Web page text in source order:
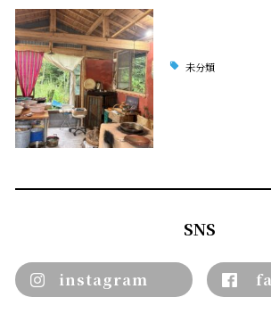
未分類
SNS
instagram